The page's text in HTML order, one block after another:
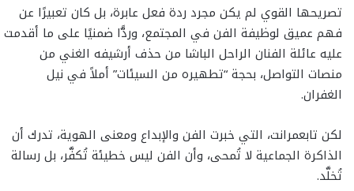
تصريحها القوي لم يكن مجرد ردة فعل عابرة، بل كان تعبيرًا عن
فهم عميق لوظيفة الفن في المجتمع، وردًّا ضمنيًا على ما أقدمت
عليه عائلة الفنان الراحل الباشا من حذف أرشيفه الغني من
منصات التواصل، بحجة “تطهيره من السيئات” أملاً في نيل
الغفران.
لكن تابعمرانت، التي خبرت الفن والإبداع ومعنى الهوية، تدرك أن
الذاكرة الجماعية لا تُمحى، وأن الفن ليس خطيئة تُكفَّر، بل رسالة
تُخلَّد.